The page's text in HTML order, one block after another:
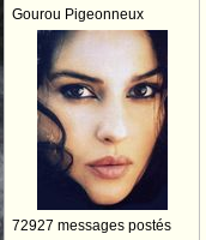
Gourou Pigeonneux
72927 messages postés